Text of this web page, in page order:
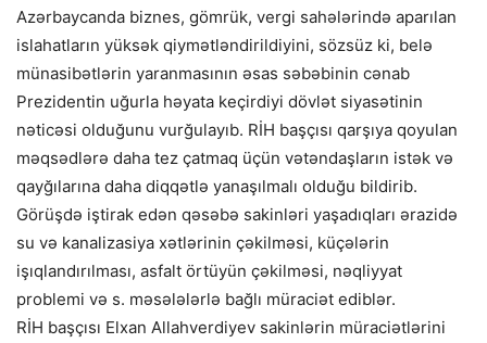
Azərbaycanda biznes, gömrük, vergi sahələrində aparılan
islahatların yüksək qiymətləndirildiyini, sözsüz ki, belə
münasibətlərin yaranmasının əsas səbəbinin cənab
Prezidentin uğurla həyata keçirdiyi dövlət siyasətinin
nəticəsi olduğunu vurğulayıb. RİH başçısı qarşıya qoyulan
məqsədlərə daha tez çatmaq üçün vətəndaşların istək və
qayğılarına daha diqqətlə yanaşılmalı olduğu bildirib.
Görüşdə iştirak edən qəsəbə sakinləri yaşadıqları ərazidə
su və kanalizasiya xətlərinin çəkilməsi, küçələrin
işıqlandırılması, asfalt örtüyün çəkilməsi, nəqliyyat
problemi və s. məsələlərlə bağlı müraciət ediblər.
RİH başçısı Elxan Allahverdiyev sakinlərin müraciətlərini